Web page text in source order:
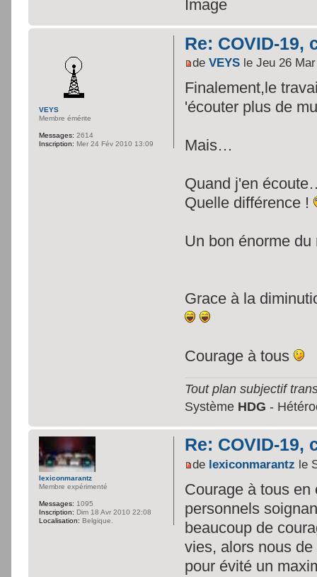
Re: COVID-19,
deVEYS le Jeu 26
Finalement,le
'écouter plus de
Mais…
Quand j'en
Quelle différence !
Un bon énorme
Grace à la
Courage à tous
Tout plan subjectif
Système HDG -
VEYS
Membre émérite
Messages: 2614
Inscription: Mer 24 Fév 2010 13:09
Re: COVID-19,
de lexiconmarantz le
Courage à tous
personnels
beaucoup de
vies, alors nous
pour évité un
lexiconmarantz
Membre expérimenté
Messages: 1095
Inscription: Dim 18 Avr 2010 22:08
Localisation: Belgique.